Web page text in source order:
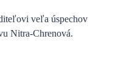
veľa úspechov
Nitra-Chrenová.